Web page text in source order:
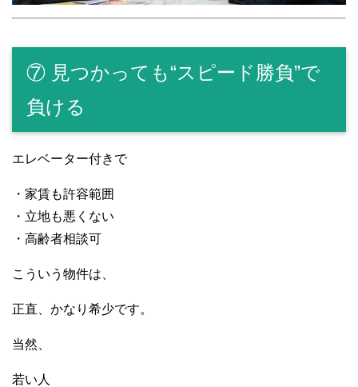
⑦ 見つかっても“スピード勝負”で
負ける
エレベーター付きで
・家賃も許容範囲
・立地も悪くない
・高齢者相談可
こういう物件は、
正直、かなり希少です。
当然、
若い人